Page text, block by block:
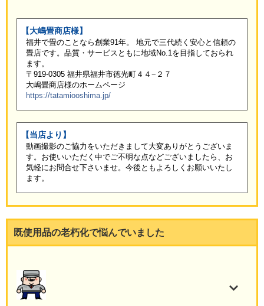
【大嶋畳商店様】
福井で畳のことなら創業91年。 地元で三代続く安心と信頼の
畳店です。品質・サービスともに地域No.1を目指しておられ
ます。
〒919-0305 福井県福井市徳光町４４−２７
大嶋畳商店様のホームページ
https://tatamiooshima.jp/
【当店より】
動画撮影のご協力をいただきまして大変ありがとうございま
す。お使いいただく中でご不明な点などございましたら、お
気軽にお問合せ下さいませ。今後ともよろしくお願いいたし
ます。
既使用品の老朽化で悩んでいました